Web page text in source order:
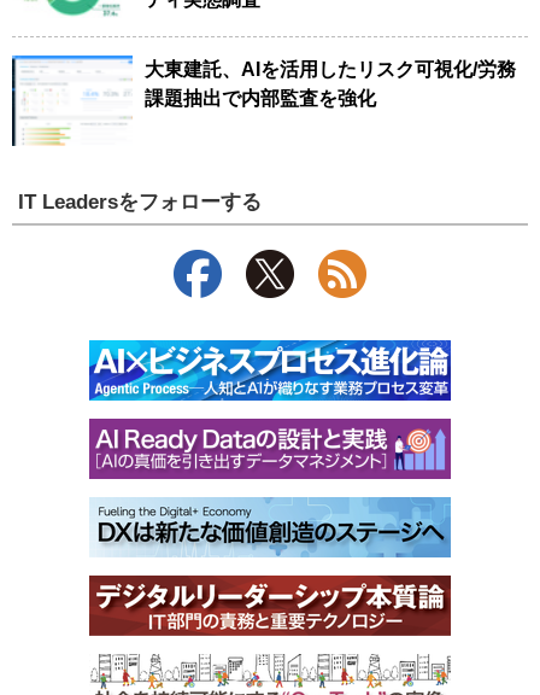
大東建託、AIを活用したリスク可視化/労務
課題抽出で内部監査を強化
IT Leadersをフォローする